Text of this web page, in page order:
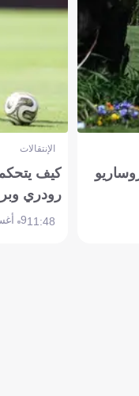
الإنتقالات
كيف
رودري
11:489 أغسطس 2026